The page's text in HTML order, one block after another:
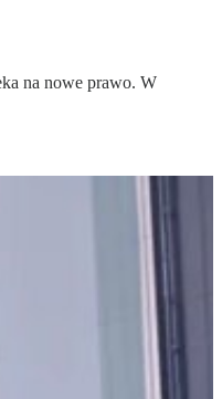
na nowe prawo. W